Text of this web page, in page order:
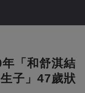
「和舒淇結
子」47歲狀